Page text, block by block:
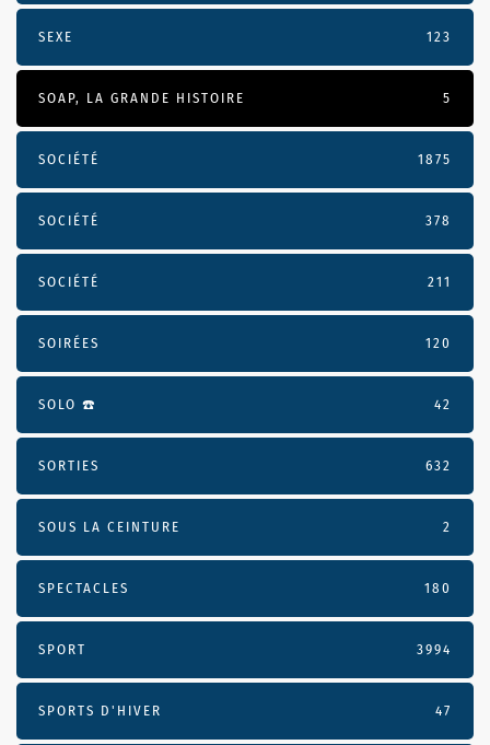
SEXE 123
SOAP, LA GRANDE HISTOIRE 5
SOCIÉTÉ 1875
SOCIÉTÉ 378
SOCIÉTÉ 211
SOIRÉES 120
SOLO ☎️ 42
SORTIES 632
SOUS LA CEINTURE 2
SPECTACLES 180
SPORT 3994
SPORTS D'HIVER 47